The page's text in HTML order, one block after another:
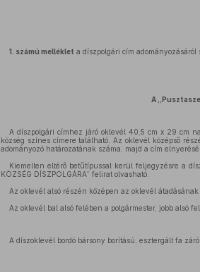
1. számú melléklet a díszpolgári cím
A
A díszpolgári címhez járó oklevél 40,5 cm x 29 cm
község színes címere található. Az oklevél középső
adományozó határozatának száma, majd a cím
Kiemelten eltérő betűtípussal kerül feljegyzésre a
KÖZSÉG DÍSZPOLGÁRA” felirat olvasható.
Az oklevél alsó részén középen az oklevél
Az oklevél bal alsó felében a polgármester, jobb alsó
A díszoklevél bordó bársony borítású, esztergált fa